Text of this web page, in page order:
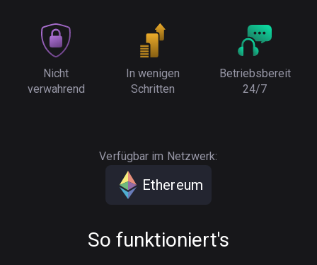
Nicht
verwahrend
In wenigen
Schritten
Betriebsbereit
24/7
Verfügbar im Netzwerk:
Ethereum
So funktioniert's